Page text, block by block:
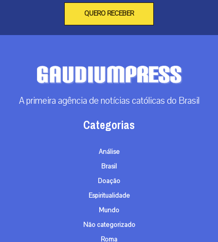
QUERO RECEBER
A primeira agência de notícias católicas do Brasil
Categorias
Análise
Brasil
Doação
Espiritualidade
Mundo
Não categorizado
Roma